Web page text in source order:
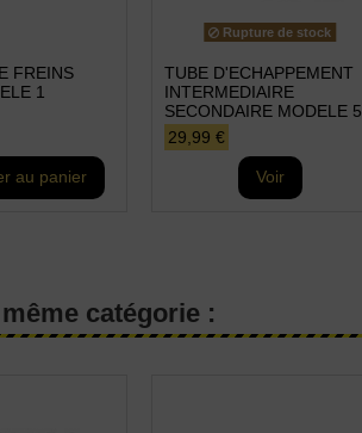
FREINS
1
au panier
Rupture de stock
TUBE D'ECHAPPEMENT
INTERMEDIAIRE
SECONDAIRE MODELE 5
29,99 €
Voir
catégorie :